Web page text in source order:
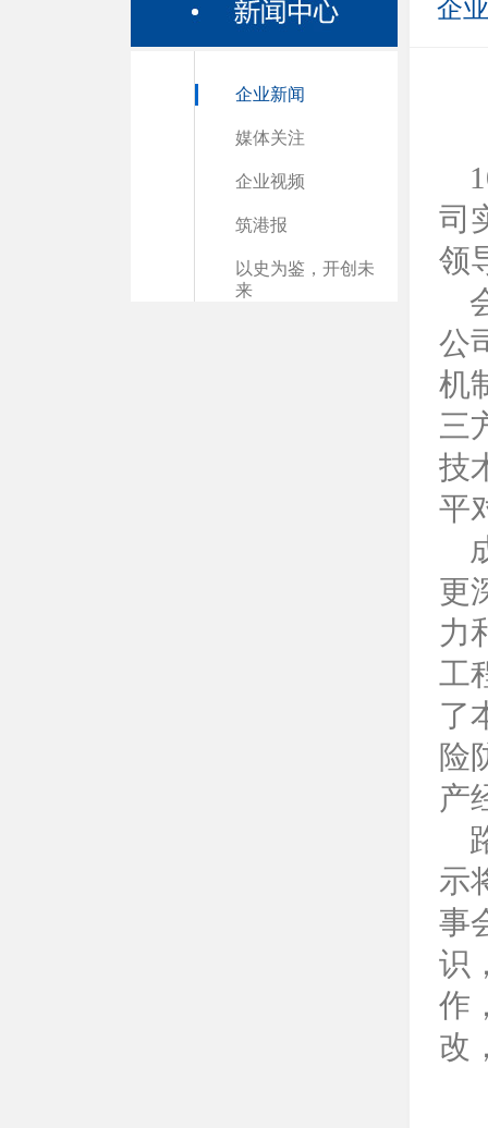
企业新闻
媒体关注
企业视频
筑港报
以史为鉴，开创未
来
企
司
领
公
机
三
技
平
更
力
工
了
险
产
示
事
识
作
改